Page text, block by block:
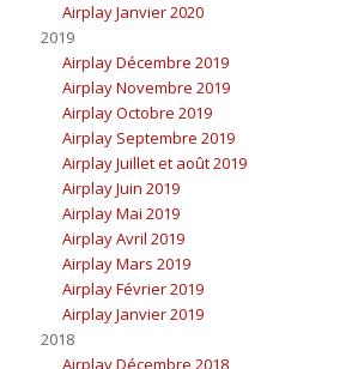
Airplay Janvier 2020
2019
Airplay Décembre 2019
Airplay Novembre 2019
Airplay Octobre 2019
Airplay Septembre 2019
Airplay Juillet et août 2019
Airplay Juin 2019
Airplay Mai 2019
Airplay Avril 2019
Airplay Mars 2019
Airplay Février 2019
Airplay Janvier 2019
2018
Airplay Décembre 2018